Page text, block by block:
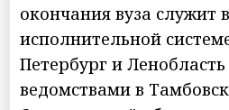
окончания вуза служит
исполнительной
Петербург и
ведомствами в